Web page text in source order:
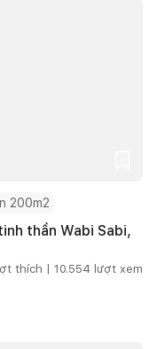
200m2
thần Wabi Sabi,
thích | 10.554 lượt xem